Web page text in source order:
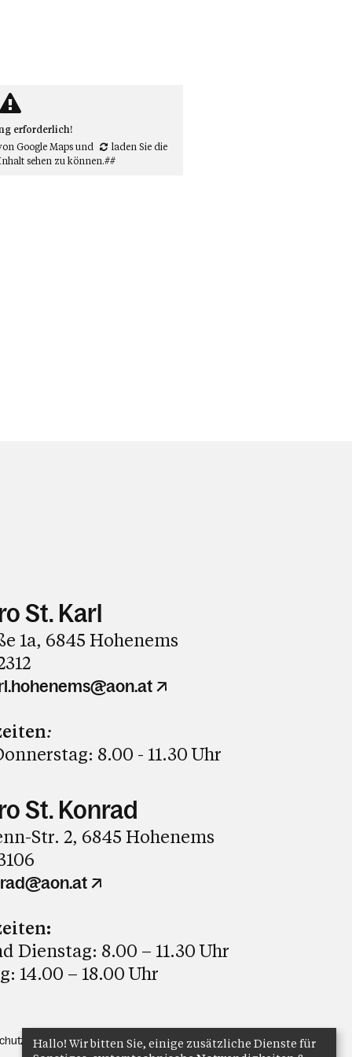
erforderlich!
Google Mapsund
laden Sie die
sehen zu können.##
St. Karl
1a, 6845 Hohenems
:
8.00 - 11.30 Uhr
St. Konrad
Str. 2, 6845 Hohenems
Dienstag: 8.00 – 11.30 Uhr
14.00 – 18.00 Uhr
Anmelden
Hallo! Wir bitten Sie, einige zusätzliche Dienste für